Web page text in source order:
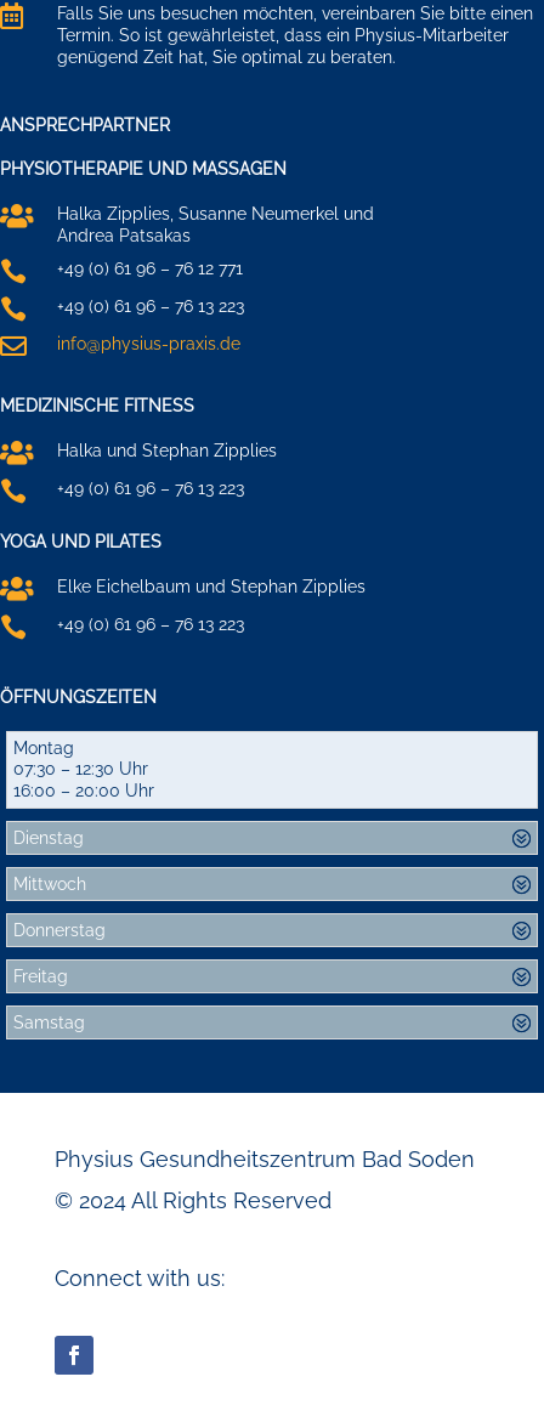

Falls Sie uns besuchen möchten, vereinbaren Sie bitte einen
Termin. So ist gewährleistet, dass ein Physius-Mitarbeiter
genügend Zeit hat, Sie optimal zu beraten.
ANSPRECHPARTNER
PHYSIOTHERAPIE UND MASSAGEN

Halka Zipplies, Susanne Neumerkel und
Andrea Patsakas
 +49 (0) 61 96 – 76 12 771
 +49 (0) 61 96 – 76 13 223
 info@physius-praxis.de
MEDIZINISCHE FITNESS
 Halka und Stephan Zipplies
 +49 (0) 61 96 – 76 13 223
YOGA UND PILATES
 Elke Eichelbaum und Stephan Zipplies
 +49 (0) 61 96 – 76 13 223
ÖFFNUNGSZEITEN
Montag
07:30 – 12:30 Uhr
16:00 – 20:00 Uhr
Dienstag
Mittwoch
Donnerstag
Freitag
Samstag
Physius Gesundheitszentrum Bad Soden
© 2024 All Rights Reserved
Connect with us: